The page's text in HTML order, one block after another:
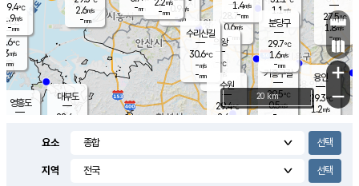
의도
℃
m/s
mm
영흥도
28.7℃
0.6m/s
- mm
용인
29.3℃
1.2m/s
27.5℃
1.8m/s
-mm
대부도
28.4
의왕
- ℃
m/s
mm
0.9 m/s
-mm
-mm
m/s
-mm 1.1 m/s
-mm
1.4m/s
-mm
기흥구갈
29.5℃
0.5m/s
-
수리산길
30.6℃
-m/s
-mm
분당구
29.7℃
1.6m/s
-mm
29.4℃
1.9m/s
-mm
수원
29.4℃
2.4 m/s
2.6m/s
-mm
+
−
20 km
요소
지역